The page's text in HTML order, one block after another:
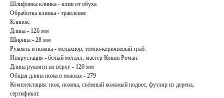
Шлифовка клинка - клин от обуха
Обработка клинка - травление
Клинок:
Длина - 126 мм
Ширина - 28 мм
Рукоять и ножны - мельхиор, тёмно-коричневый граб.
Инкрустация - белый металл, мастер Кокин Роман.
Длина рукояти по верху - 120 мм
Общая длина ножа в ножнах - 279
Комплектация: нож, ножны, съёмный кожаный подвес, футляр из дерева,
сертификат.